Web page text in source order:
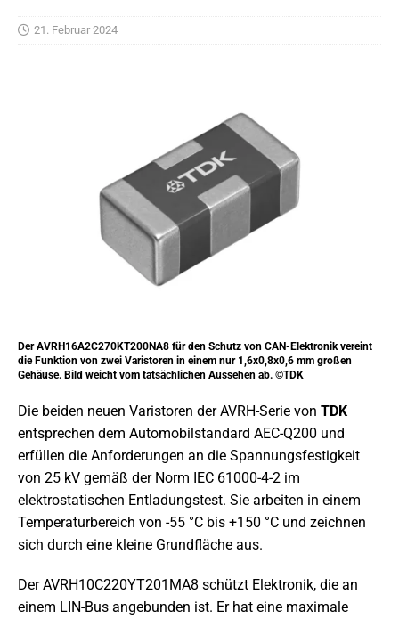
21. Februar 2024
Der AVRH16A2C270KT200NA8 für den Schutz von CAN-Elektronik vereint
die Funktion von zwei Varistoren in einem nur 1,6x0,8x0,6 mm großen
Gehäuse. Bild weicht vom tatsächlichen Aussehen ab. ©TDK
Die beiden neuen Varistoren der AVRH-Serie von TDK
entsprechen dem Automobilstandard AEC-Q200 und
erfüllen die Anforderungen an die Spannungsfestigkeit
von 25 kV gemäß der Norm IEC 61000-4-2 im
elektrostatischen Entladungstest. Sie arbeiten in einem
Temperaturbereich von -55 °C bis +150 °C und zeichnen
sich durch eine kleine Grundfläche aus.
Der AVRH10C220YT201MA8 schützt Elektronik, die an
einem LIN-Bus angebunden ist. Er hat eine maximale